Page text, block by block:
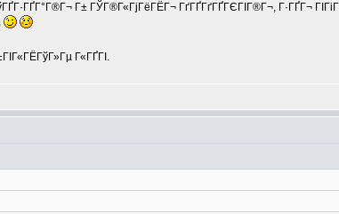
Г± ГЎГ®Г«ГјГёГЁГ¬ ГґГҐГґГҐГЄГІГ®Г¬, Г·ГҐГ¬
Г«ГҐГІ.